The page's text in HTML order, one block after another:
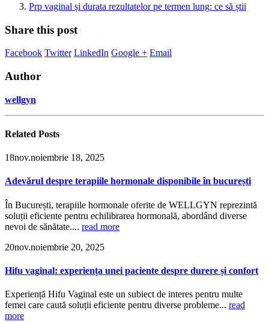
Prp vaginal și durata rezultatelor pe termen lung: ce să știi
Share this post
Facebook Twitter LinkedIn Google + Email
Author
wellgyn
Related Posts
18nov.noiembrie 18, 2025
Adevărul despre terapiile hormonale disponibile în bucurești
În București, terapiile hormonale oferite de WELLGYN reprezintă
soluții eficiente pentru echilibrarea hormonală, abordând diverse
nevoi de sănătate.... read more
20nov.noiembrie 20, 2025
Hifu vaginal: experiența unei paciente despre durere și confort
Experiență Hifu Vaginal este un subiect de interes pentru multe
femei care caută soluții eficiente pentru diverse probleme... read
more